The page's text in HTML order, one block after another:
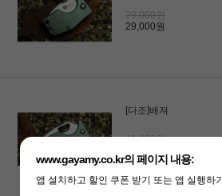
29,000원
29,000원
[다조]배져
41,000원
www.gayamy.co.kr의 페이지 내용:
앱 설치하고 할인 쿠폰 받기 또는 앱 실행하기